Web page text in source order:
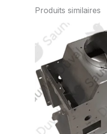
Produits similaires